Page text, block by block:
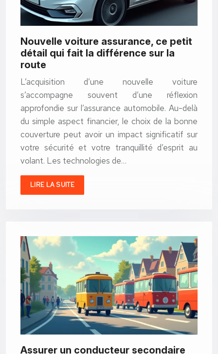
Nouvelle voiture assurance, ce petit
détail qui fait la différence sur la
route
L’acquisition d’une nouvelle voiture
s’accompagne souvent d’une réflexion
approfondie sur l’assurance automobile. Au-delà
du simple aspect financier, le choix de la bonne
couverture peut avoir un impact significatif sur
votre sécurité et votre tranquillité d’esprit au
volant. Les technologies de…
LIRE LA SUITE
Assurer un conducteur secondaire